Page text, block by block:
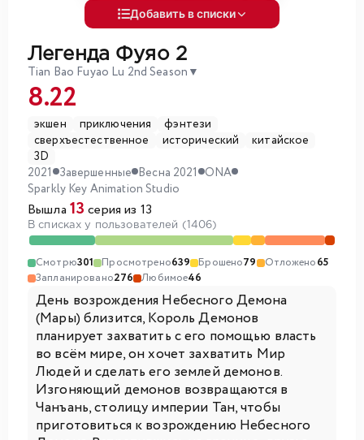
Добавить в списки
Легенда Фуяо 2
Tian Bao Fuyao Lu 2nd Season ▼
8.22
экшен приключения
фэнтези
сверхъестественное
исторический
китайское
3D
2021 Завершенные Весна 2021 ONA
Sparkly Key Animation Studio
Вышла 13 серия из 13
В списках у пользователей (1406)
Смотрю301 Просмотрено639 Брошено79 Отложено65
Запланировано276 Любимое46
День возрождения Небесного Демона
(Мары) близится, Король Демонов
планирует захватить с его помощью власть
во всём мире, он хочет захватить Мир
Людей и сделать его землей демонов.
Изгоняющий демонов возвращаются в
Чанъань, столицу империи Тан, чтобы
приготовиться к возрождению Небесного